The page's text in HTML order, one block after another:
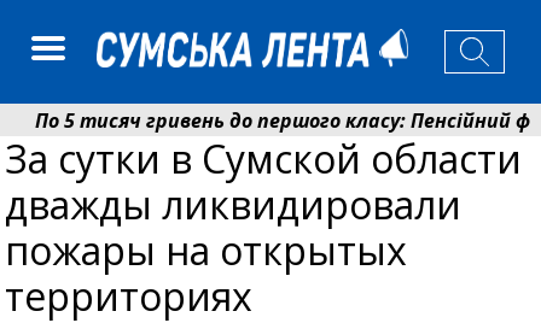
По 5 тисяч гривень до першого класу: Пенсійний
Ніколаєнко: у Сумах погодили 115 компенсацій на
За сутки в Сумской области
дважды ликвидировали
пожары на открытых
территориях